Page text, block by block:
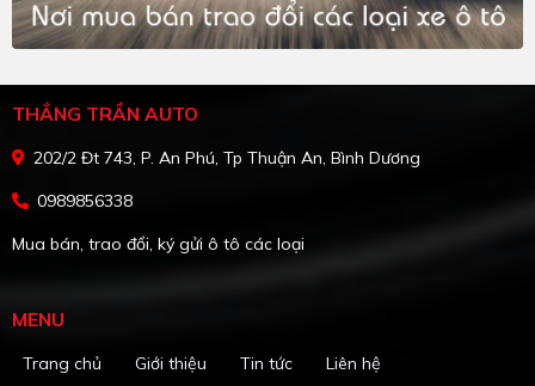
THẮNG TRẦN AUTO
202/2 Đt 743, P. An Phú, Tp Thuận An, Bình Dương
0989856338
Mua bán, trao đổi, ký gửi ô tô các loại
MENU
Trang chủ Giới thiệu Tin tức Liên hệ